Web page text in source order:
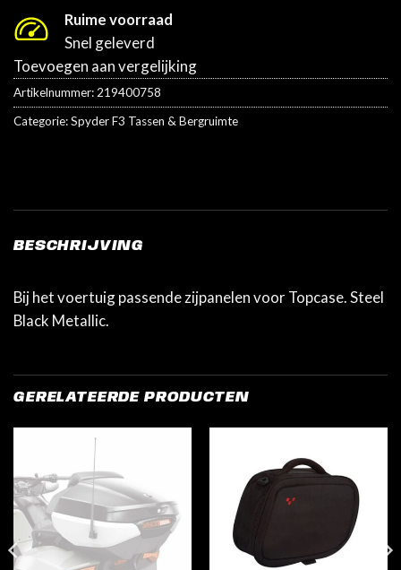
Ruime voorraad
Snel geleverd
Toevoegen aan vergelijking
Artikelnummer: 219400758
Categorie:Spyder F3 Tassen & Bergruimte
BESCHRIJVING
Bij het voertuig passende zijpanelen voor Topcase. Steel
Black Metallic.
GERELATEERDE PRODUCTEN